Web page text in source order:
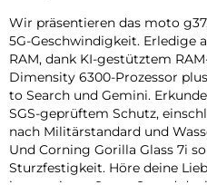
Wir präsentieren das moto
5G-Geschwindigkeit. Erledige
RAM, dank KI-gestütztem
Dimensity 6300-Prozessor
to Search und Gemini.
SGS-geprüftem Schutz,
nach Militärstandard und
Und Corning Gorilla Glass 7i
Sturzfestigkeit. Höre deine